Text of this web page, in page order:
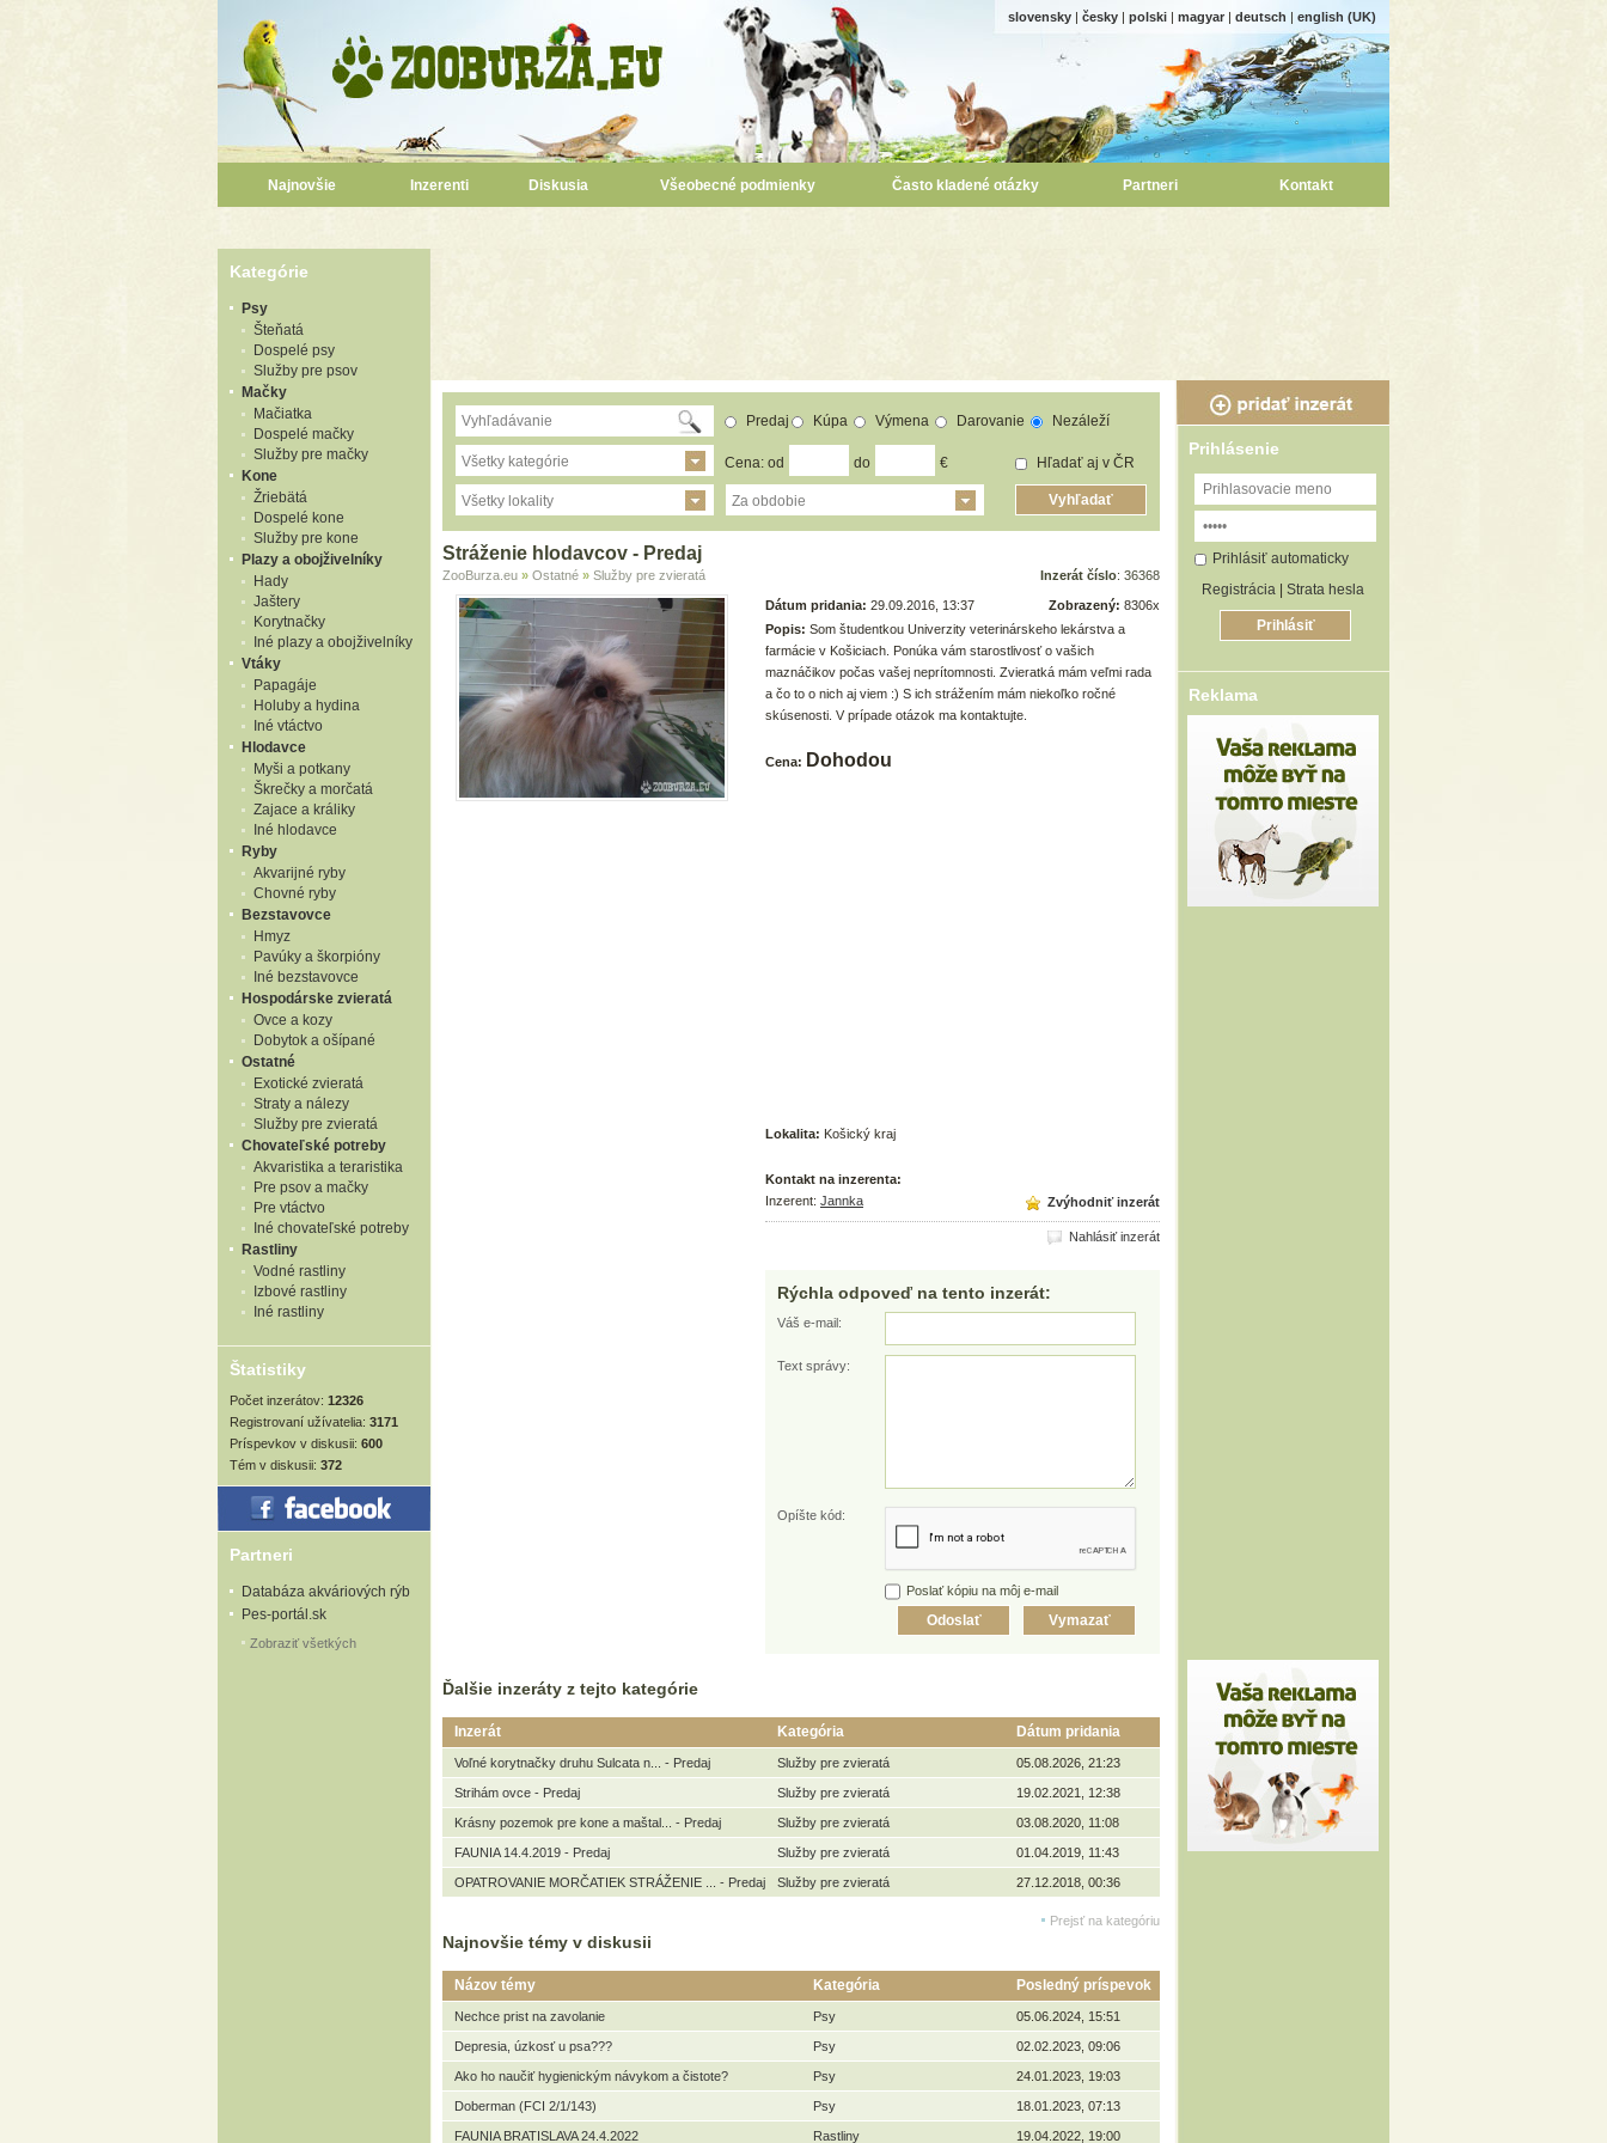
slovensky | česky | polski | magyar | deutsch | english (UK)
Najnovšie Inzerenti Diskusia Všeobecné podmienky Často kladené otázky Partneri Kontakt
Kategórie
Psy
Šteňatá
Dospelé psy
Služby pre psov
Mačky
Mačiatka
Dospelé mačky
Služby pre mačky
Kone
Žriebätá
Dospelé kone
Služby pre kone
Plazy a obojživelníky
Hady
Jaštery
Korytnačky
Iné plazy a obojživelníky
Vtáky
Papagáje
Holuby a hydina
Iné vtáctvo
Hlodavce
Myši a potkany
Škrečky a morčatá
Zajace a králiky
Iné hlodavce
Ryby
Akvarijné ryby
Chovné ryby
Bezstavovce
Hmyz
Pavúky a škorpióny
Iné bezstavovce
Hospodárske zvieratá
Ovce a kozy
Dobytok a ošípané
Ostatné
Exotické zvieratá
Straty a nálezy
Služby pre zvieratá
Chovateľské potreby
Akvaristika a teraristika
Pre psov a mačky
Pre vtáctvo
Iné chovateľské potreby
Rastliny
Vodné rastliny
Izbové rastliny
Iné rastliny
Štatistiky
Počet inzerátov: 12326
Registrovaní užívatelia: 3171
Príspevkov v diskusii: 600
Tém v diskusii: 372
Partneri
Databáza akváriových rýb
Pes-portál.sk
Zobraziť všetkých
Všetky kategórie
Všetky lokality
Predaj Kúpa Výmena Darovanie Nezáleží
Cena: od do €
Za obdobie
Hľadať aj v ČR
Stráženie hlodavcov - Predaj
ZooBurza.eu » Ostatné » Služby pre zvieratá Inzerát číslo: 36368
Dátum pridania: 29.09.2016, 13:37 Zobrazený: 8306x
Popis: Som študentkou Univerzity veterinárskeho lekárstva a
farmácie v Košiciach. Ponúka vám starostlivosť o vašich
maznáčikov počas vašej neprítomnosti. Zvieratká mám veľmi rada
a čo to o nich aj viem :) S ich strážením mám niekoľko ročné
skúsenosti. V prípade otázok ma kontaktujte.
Cena: Dohodou
Lokalita: Košický kraj
Kontakt na inzerenta:
Inzerent: Jannka
Nahlásiť inzerát
Zvýhodniť inzerát
Rýchla odpoveď na tento inzerát:
Váš e-mail:
Text správy:
Opíšte kód:
Poslať kópiu na môj e-mail
Ďalšie inzeráty z tejto kategórie
Inzerát Kategória Dátum pridania
Voľné korytnačky druhu Sulcata n... - Predaj Služby pre zvieratá 05.08.2026, 21:23
Strihám ovce - Predaj Služby pre zvieratá 19.02.2021, 12:38
Krásny pozemok pre kone a maštal... - Predaj Služby pre zvieratá 03.08.2020, 11:08
FAUNIA 14.4.2019 - Predaj Služby pre zvieratá 01.04.2019, 11:43
OPATROVANIE MORČATIEK STRÁŽENIE ... - Predaj Služby pre zvieratá 27.12.2018, 00:36
Prejsť na kategóriu
Najnovšie témy v diskusii
Názov témy Kategória Posledný príspevok
Nechce prist na zavolanie Psy 05.06.2024, 15:51
Depresia, úzkosť u psa??? Psy 02.02.2023, 09:06
Ako ho naučiť hygienickým návykom a čistote? Psy 24.01.2023, 19:03
Doberman (FCI 2/1/143) Psy 18.01.2023, 07:13
FAUNIA BRATISLAVA 24.4.2022 Rastliny 19.04.2022, 19:00
Prihlásenie
Prihlásiť automaticky
Registrácia
Strata hesla
Reklama